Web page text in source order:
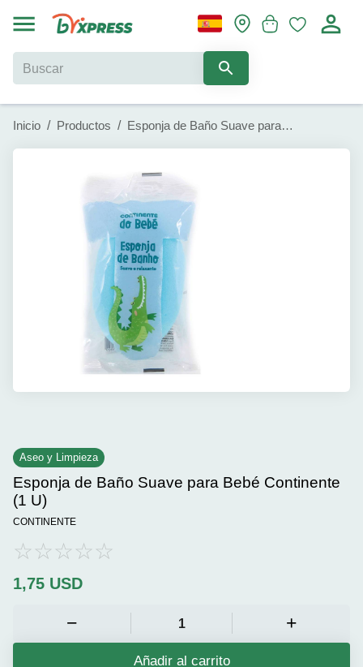
Inicio / Productos / Esponja de Baño Suave para Bebé Continente (1 U)
Aseo y Limpieza
Esponja de Baño Suave para Bebé Continente
(1 U)
CONTINENTE
1,75 USD
Añadir al carrito